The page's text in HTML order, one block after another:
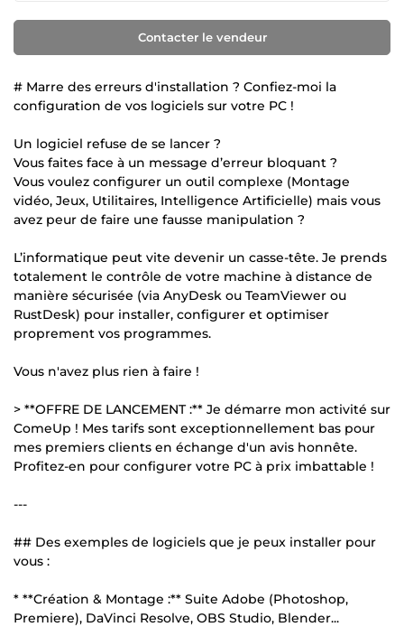
Contacter le vendeur
# Marre des erreurs d'installation ? Confiez-moi la
configuration de vos logiciels sur votre PC !
Un logiciel refuse de se lancer ?
Vous faites face à un message d’erreur bloquant ?
Vous voulez configurer un outil complexe (Montage
vidéo, Jeux, Utilitaires, Intelligence Artificielle) mais vous
avez peur de faire une fausse manipulation ?
L’informatique peut vite devenir un casse-tête. Je prends
totalement le contrôle de votre machine à distance de
manière sécurisée (via AnyDesk ou TeamViewer ou
RustDesk) pour installer, configurer et optimiser
proprement vos programmes.
Vous n'avez plus rien à faire !
> **OFFRE DE LANCEMENT :** Je démarre mon activité sur
ComeUp ! Mes tarifs sont exceptionnellement bas pour
mes premiers clients en échange d'un avis honnête.
Profitez-en pour configurer votre PC à prix imbattable !
---
## Des exemples de logiciels que je peux installer pour
vous :
* **Création & Montage :** Suite Adobe (Photoshop,
Premiere), DaVinci Resolve, OBS Studio, Blender...